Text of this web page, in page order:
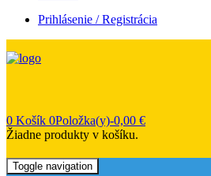
Prihlásenie / Registrácia
0 Košík 0Položka(y)-0,00 €
Žiadne produkty v košíku.
Toggle navigation